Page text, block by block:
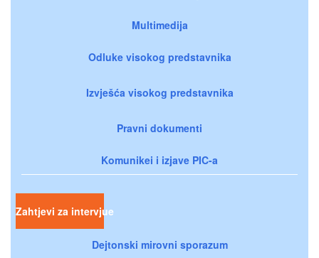
Multimedija
Odluke visokog predstavnika
Izvješća visokog predstavnika
Pravni dokumenti
Komunikei i izjave PIC-a
Zahtjevi za intervjue
Dejtonski mirovni sporazum